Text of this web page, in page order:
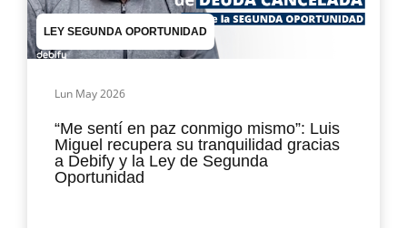
LEY SEGUNDA OPORTUNIDAD
Lun May 2026
“Me sentí en paz conmigo mismo”: Luis
Miguel recupera su tranquilidad gracias
a Debify y la Ley de Segunda
Oportunidad